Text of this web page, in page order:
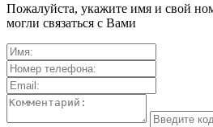
Пожалуйста, укажите имя и свой
могли связаться с Вами